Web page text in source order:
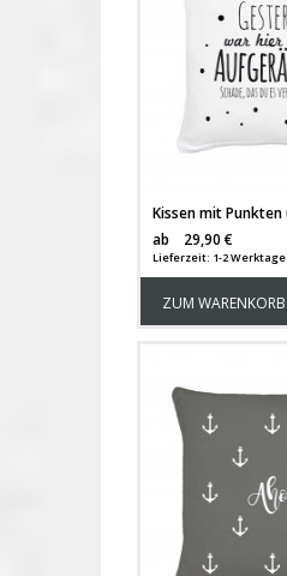
ab
29,90 €
Lieferzeit: 1-2 Werktage
ZUM